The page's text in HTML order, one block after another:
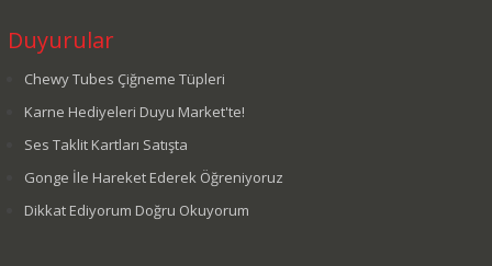
Duyurular
Chewy Tubes Çiğneme Tüpleri
Karne Hediyeleri Duyu Market'te!
Ses Taklit Kartları Satışta
Gonge İle Hareket Ederek Öğreniyoruz
Dikkat Ediyorum Doğru Okuyorum